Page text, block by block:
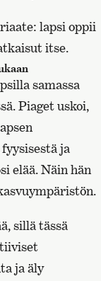
lapsi oppii
itse.
samassa
Piaget uskoi,
ja
elää. Näin hän
sillä tässä
ja äly